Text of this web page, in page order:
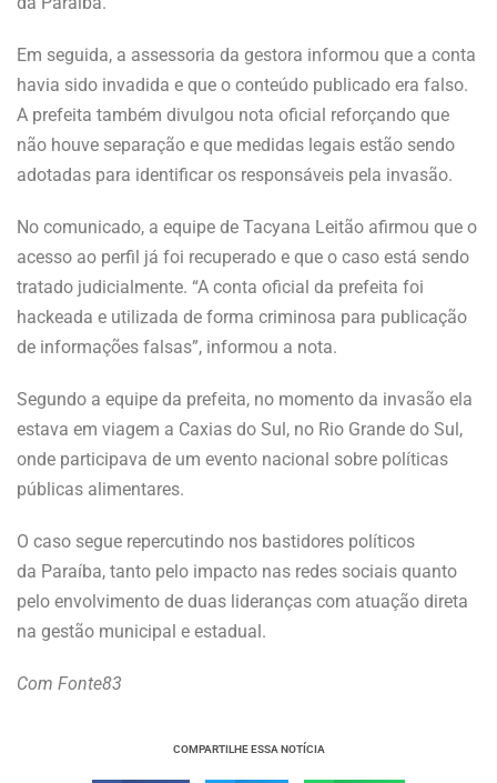
Em seguida, a assessoria da gestora informou que a conta
havia sido invadida e que o conteúdo publicado era falso.
A prefeita também divulgou nota oficial reforçando que
não houve separação e que medidas legais estão sendo
adotadas para identificar os responsáveis pela invasão.
No comunicado, a equipe de Tacyana Leitão afirmou que o
acesso ao perfil já foi recuperado e que o caso está sendo
tratado judicialmente. “A conta oficial da prefeita foi
hackeada e utilizada de forma criminosa para publicação
de informações falsas”, informou a nota.
Segundo a equipe da prefeita, no momento da invasão ela
estava em viagem a Caxias do Sul, no Rio Grande do Sul,
onde participava de um evento nacional sobre políticas
públicas alimentares.
O caso segue repercutindo nos bastidores políticos
da Paraíba, tanto pelo impacto nas redes sociais quanto
pelo envolvimento de duas lideranças com atuação direta
na gestão municipal e estadual.
Com Fonte83
COMPARTILHE ESSA NOTÍCIA